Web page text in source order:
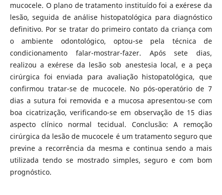
mucocele. O plano de tratamento instituído foi a exérese da
lesão, seguida de análise histopatológica para diagnóstico
definitivo. Por se tratar do primeiro contato da criança com
o ambiente odontológico, optou-se pela técnica de
condicionamento falar-mostrar-fazer. Após sete dias,
realizou a exérese da lesão sob anestesia local, e a peça
cirúrgica foi enviada para avaliação histopatológica, que
confirmou tratar-se de mucocele. No pós-operatório de 7
dias a sutura foi removida e a mucosa apresentou-se com
boa cicatrização, verificando-se em observação de 15 dias
aspecto clínico normal tecidual. Conclusão: A remoção
cirúrgica da lesão de mucocele é um tratamento seguro que
previne a recorrência da mesma e continua sendo a mais
utilizada tendo se mostrado simples, seguro e com bom
prognóstico.